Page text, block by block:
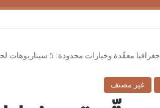
جغرافيا معقّدة وخيارات محدودة: 5 سيناريوهات لحرب برية أميركية ضد إيران
غير مصنف